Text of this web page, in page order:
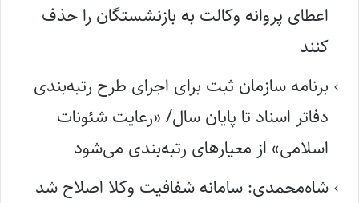
اعطای پروانه وکالت به بازنشستگان را حذف
کنند
برنامه سازمان ثبت برای اجرای طرح رتبه‌بندی
دفاتر اسناد تا پایان سال/ «رعایت شئونات
اسلامی» از معیارهای رتبه‌بندی می‌شود
شاه‌محمدی: سامانه شفافیت وکلا اصلاح شد